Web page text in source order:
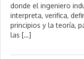
r
r
o
,
0
donde el ingeniero
interpreta, verifica,
principios y la teoría,
las […]